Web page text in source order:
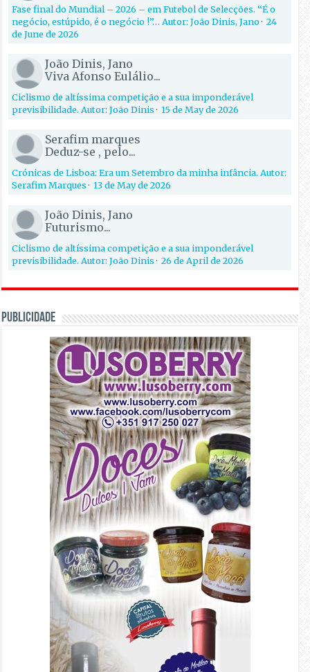
Fase final do Mundial – 2026 – em Futebol de Selecções. “É o
negócio, estúpido, é o negócio !”… Autor: João Dinis, Jano·24
de June de 2026
João Dinis, Jano
Viva Afonso Eulálio...
Ciclismo de altíssima competição e a sua imponderável
previsibilidade. Autor: João Dinis·15 de May de 2026
Serafim marques
Deduz-se , pelo...
Crónicas de Lisboa: Era um Setembro da minha infância. Autor:
Serafim Marques·13 de May de 2026
João Dinis, Jano
Futurismo...
Ciclismo de altíssima competição e a sua imponderável
previsibilidade. Autor: João Dinis·26 de April de 2026
PUBLICIDADE